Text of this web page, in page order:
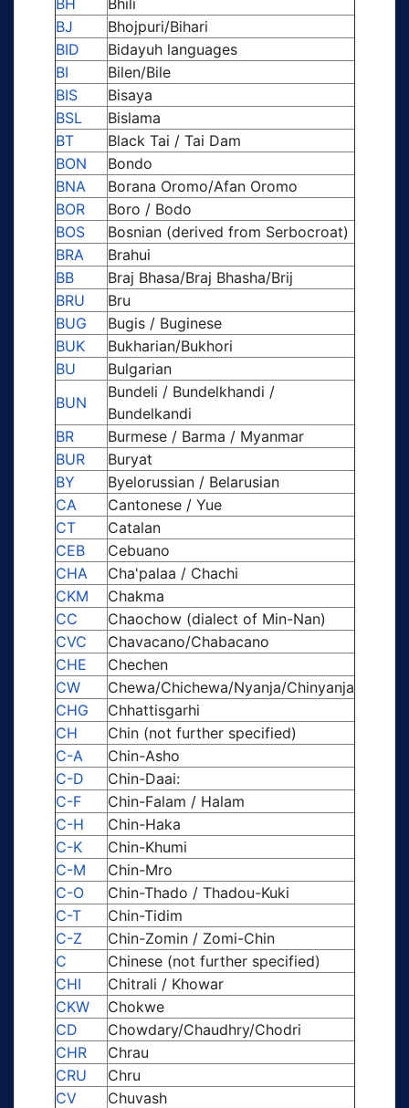
BJ
Bhojpuri/Bihari
BID
Bidayuh languages
BI
Bilen/Bile
BIS
Bisaya
BSL
Bislama
BT
Black Tai / Tai Dam
BON
Bondo
BNA
Borana Oromo/Afan Oromo
BOR
Boro / Bodo
BOS
Bosnian (derived from Serbocroat)
BRA
Brahui
BB
Braj Bhasa/Braj Bhasha/Brij
BRU
Bru
BUG
Bugis / Buginese
BUK
Bukharian/Bukhori
BU
Bulgarian
BUN
Bundeli / Bundelkhandi /
Bundelkandi
BR
Burmese / Barma / Myanmar
BUR
Buryat
BY
Byelorussian / Belarusian
CA
Cantonese / Yue
CT
Catalan
CEB
Cebuano
CHA
Cha'palaa / Chachi
CKM
Chakma
CC
Chaochow (dialect of Min-Nan)
CVC
Chavacano/Chabacano
CHE
Chechen
CW
Chewa/Chichewa/Nyanja/Chinyanja
CHG
Chhattisgarhi
CH
Chin (not further specified)
C-A
Chin-Asho
C-D
Chin-Daai:
C-F
Chin-Falam / Halam
C-H
Chin-Haka
C-K
Chin-Khumi
C-M
Chin-Mro
C-O
Chin-Thado / Thadou-Kuki
C-T
Chin-Tidim
C-Z
Chin-Zomin / Zomi-Chin
C
Chinese (not further specified)
CHI
Chitrali / Khowar
CKW
Chokwe
CD
Chowdary/Chaudhry/Chodri
CHR
Chrau
CRU
Chru
CV
Chuvash